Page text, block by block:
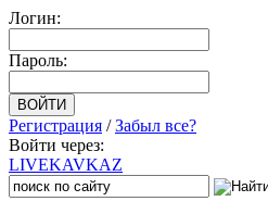
Логин:
Пароль:
Регистрация /Забыл все?
Войти через:
LIVEKAVKAZ